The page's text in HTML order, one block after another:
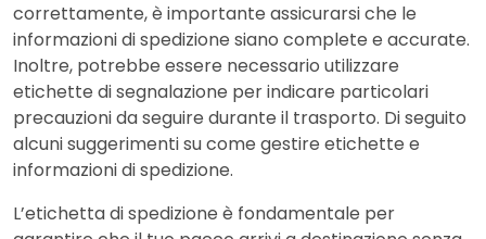
correttamente, è importante assicurarsi che le
informazioni di spedizione siano complete e accurate.
Inoltre, potrebbe essere necessario utilizzare
etichette di segnalazione per indicare particolari
precauzioni da seguire durante il trasporto. Di seguito
alcuni suggerimenti su come gestire etichette e
informazioni di spedizione.
L’etichetta di spedizione è fondamentale per